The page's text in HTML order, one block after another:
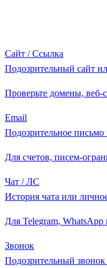
Сайт / Ссылка
Подозрительный сайт
Проверьте домены, веб-
Email
Подозрительное письмо
Для счетов, писем-
Чат / ЛС
История чата или
Для Telegram,
Звонок
Подозрительный